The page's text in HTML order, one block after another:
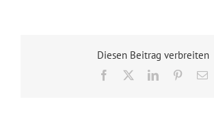
Diesen Beitrag verbreiten
Facebook LinkedInPinterest
E-